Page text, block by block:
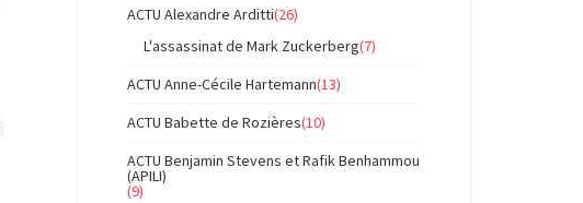
ACTU Alexandre Arditti(26)
L'assassinat de Mark Zuckerberg(7)
ACTU Anne-Cécile Hartemann(13)
ACTU Babette de Rozières(10)
ACTU Benjamin Stevens et Rafik Benhammou
(APILI)
(9)